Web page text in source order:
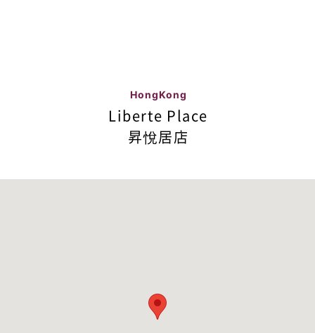
HongKong
Liberte Place
昇悅居店